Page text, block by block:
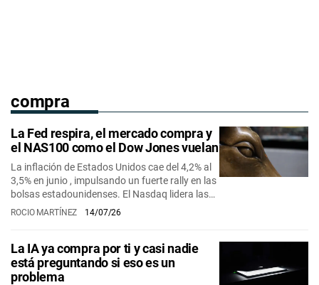
compra
La Fed respira, el mercado compra y
el NAS100 como el Dow Jones vuelan
La inflación de Estados Unidos cae del 4,2% al
3,5% en junio , impulsando un fuerte rally en las
bolsas estadounidenses. El Nasdaq lidera las…
ROCIO MARTÍNEZ 14/07/26
La IA ya compra por ti y casi nadie
está preguntando si eso es un
problema